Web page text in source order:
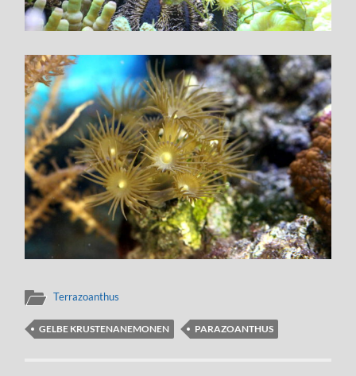
Terrazoanthus
GELBE KRUSTENANEMONEN PARAZOANTHUS